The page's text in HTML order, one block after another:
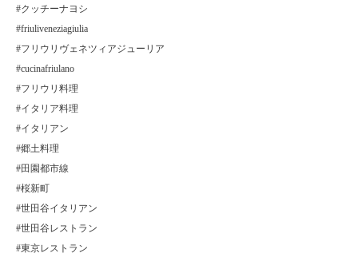
#クッチーナヨシ
#friuliveneziagiulia
#フリウリヴェネツィアジューリア
#cucinafriulano
#フリウリ料理
#イタリア料理
#イタリアン
#郷土料理
#田園都市線
#桜新町
#世田谷イタリアン
#世田谷レストラン
#東京レストラン